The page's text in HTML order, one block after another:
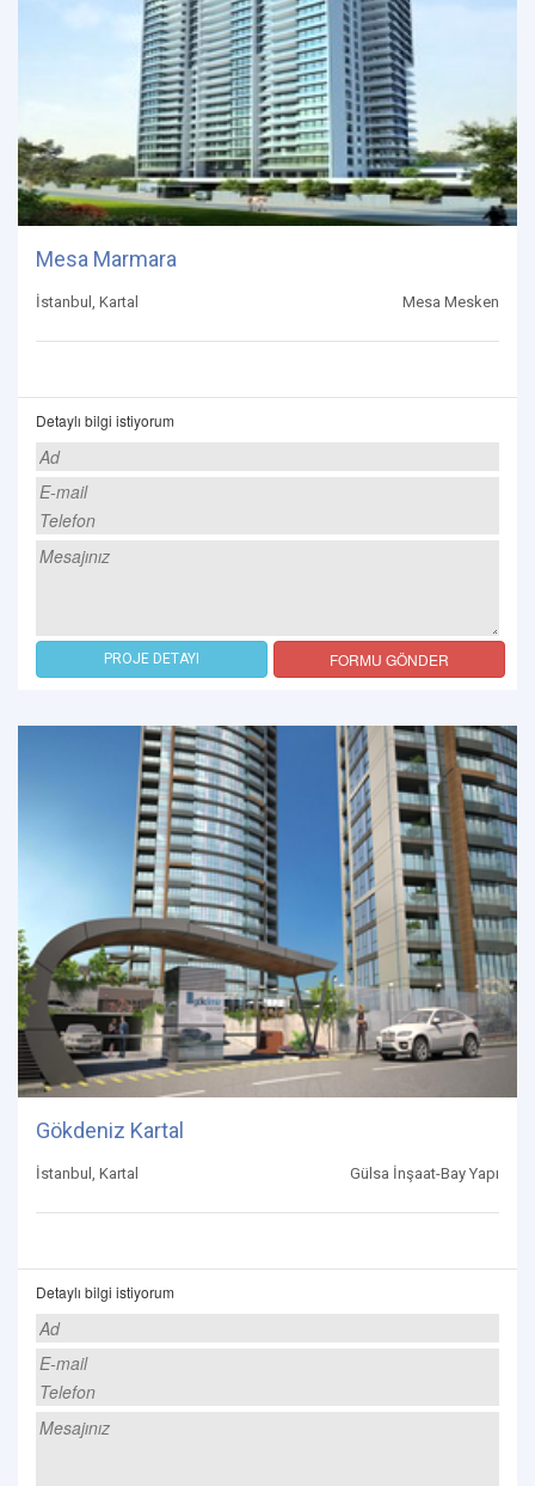
Mesa Marmara
İstanbul, Kartal Mesa Mesken
Detaylı bilgi istiyorum
PROJE DETAYI FORMU GÖNDER
Gökdeniz Kartal
İstanbul, Kartal Gülsa İnşaat-Bay Yapı
Detaylı bilgi istiyorum